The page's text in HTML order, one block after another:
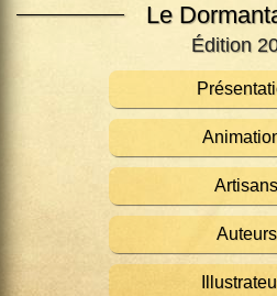
Le
Édition
Artisans
Auteurs